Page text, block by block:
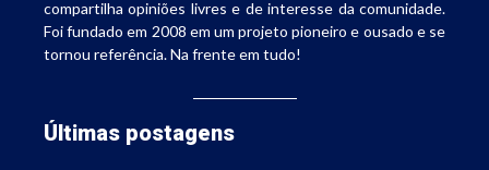
compartilha opiniões livres e de interesse da comunidade.
Foi fundado em 2008 em um projeto pioneiro e ousado e se
tornou referência. Na frente em tudo!
Últimas postagens